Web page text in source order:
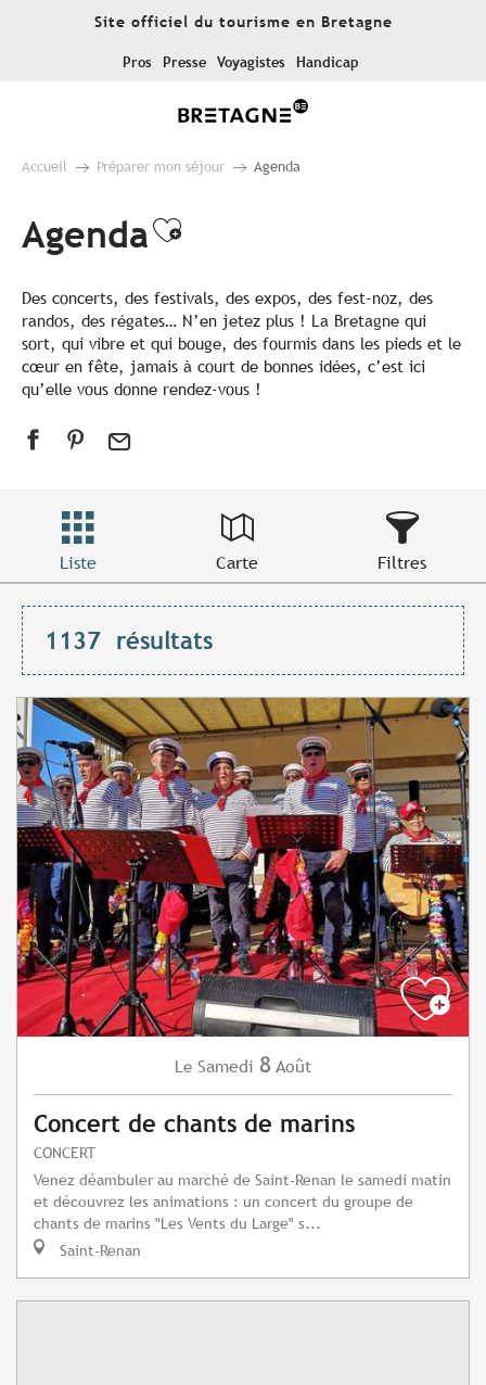
Site officiel du tourisme en Bretagne
Pros Presse Voyagistes Handicap
Accueil Préparer mon séjour Agenda
AgendaAjouter aux favoris
Des concerts, des festivals, des expos, des fest-noz, des
randos, des régates… N’en jetez plus ! La Bretagne qui
sort, qui vibre et qui bouge, des fourmis dans les pieds et le
cœur en fête, jamais à court de bonnes idées, c’est ici
qu’elle vous donne rendez-vous !
Liste Carte Filtres
1137 résultats
Le Samedi 8 Août
Concert de chants de marins
CONCERT
Venez déambuler au marché de Saint-Renan le samedi matin
et découvrez les animations : un concert du groupe de
chants de marins "Les Vents du Large" s...
Saint-Renan